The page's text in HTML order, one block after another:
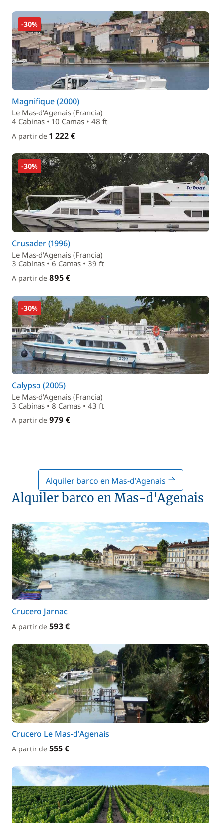
-30%
Magnifique (2000)
Le Mas-d'Agenais (Francia)
4 Cabinas • 10 Camas • 48 ft
A partir de 1 222 €
-30%
Crusader (1996)
Le Mas-d'Agenais (Francia)
3 Cabinas • 6 Camas • 39 ft
A partir de 895 €
-30%
Calypso (2005)
Le Mas-d'Agenais (Francia)
3 Cabinas • 8 Camas • 43 ft
A partir de 979 €
Alquiler barco en Mas-d'Agenais
Alquiler barco en Mas-d'Agenais
Crucero Jarnac
A partir de 593 €
Crucero Le Mas-d'Agenais
A partir de 555 €